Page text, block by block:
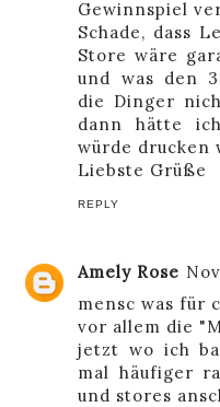
Gewinnspiel
Schade, dass
Store wäre
und was den
die Dinger
dann hätte
würde drucken
Liebste Grüße
REPLY
Amely Rose
mensc was für
vor allem die
jetzt wo ich
mal häufiger
und stores